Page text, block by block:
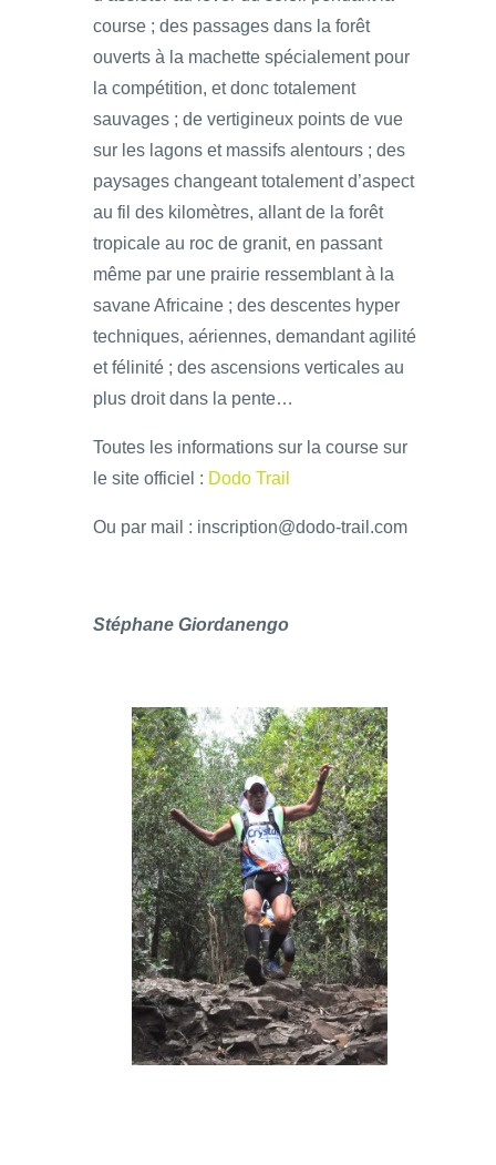
course ; des passages dans la forêt
ouverts à la machette spécialement pour
la compétition, et donc totalement
sauvages ; de vertigineux points de vue
sur les lagons et massifs alentours ; des
paysages changeant totalement d’aspect
au fil des kilomètres, allant de la forêt
tropicale au roc de granit, en passant
même par une prairie ressemblant à la
savane Africaine ; des descentes hyper
techniques, aériennes, demandant agilité
et félinité ; des ascensions verticales au
plus droit dans la pente…
Toutes les informations sur la course sur
le site officiel : Dodo Trail
Ou par mail : inscription@dodo-trail.com
Stéphane Giordanengo